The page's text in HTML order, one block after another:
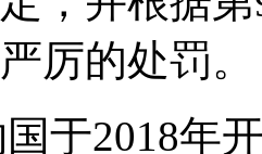
厉的处罚。
于2018年